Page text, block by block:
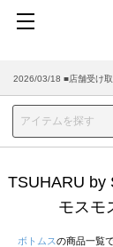
2026/03/18 ■店舗受け
TSUHARU by
モスモ
ボトムスの商品一覧で